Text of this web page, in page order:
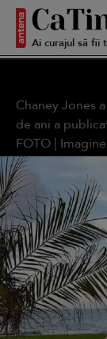
Ai curajul să fii
Chaney Jones
de ani a
FOTO |